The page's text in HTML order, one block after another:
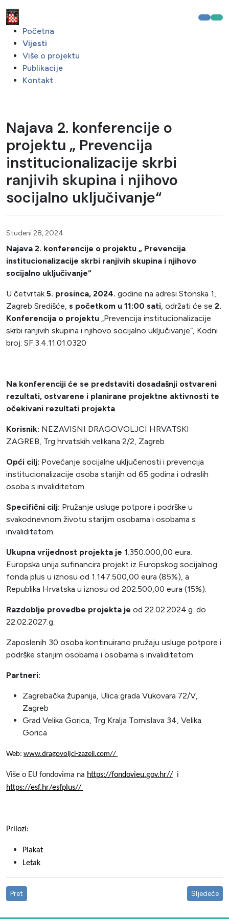
Početna
Vijesti
Više o projektu
Publikacije
Kontakt
Najava 2. konferencije o
projektu „ Prevencija
institucionalizacije skrbi
ranjivih skupina i njihovo
socijalno uključivanje“
Studeni 28, 2024
Najava 2. konferencije o projektu „ Prevencija
institucionalizacije skrbi ranjivih skupina i njihovo
socijalno uključivanje“
U četvrtak5. prosinca, 2024. godine na adresi Stonska 1,
Zagreb Središće, s početkom u 11:00 sati, održati će se 2.
Konferencija o projektu „Prevencija institucionalizacije
skrbi ranjivih skupina i njihovo socijalno uključivanje“, Kodni
broj: SF.3.4.11.01.0320
Na konferenciji će se predstaviti dosadašnji ostvareni
rezultati, ostvarene i planirane projektne aktivnosti te
očekivani rezultati projekta
Korisnik: NEZAVISNI DRAGOVOLJCI HRVATSKI
ZAGREB, Trg hrvatskih velikana 2/2, Zagreb
Opći cilj: Povećanje socijalne uključenosti i prevencija
institucionalizacije osoba starijih od 65 godina i odraslih
osoba s invaliditetom.
Specifični cilj: Pružanje usluge potpore i podrške u
svakodnevnom životu starijim osobama i osobama s
invaliditetom.
Ukupna vrijednost projekta je 1.350.000,00 eura.
Europska unija sufinancira projekt iz Europskog socijalnog
fonda plus u iznosu od 1.147.500,00 eura (85%), a
Republika Hrvatska u iznosu od 202.500,00 eura (15%).
Razdoblje provedbe projekta je od 22.02.2024.g. do
22.02.2027.g.
Zaposlenih 30 osoba kontinuirano pružaju usluge potpore i
podrške starijim osobama i osobama s invaliditetom.
Partneri:
Zagrebačka županija, Ulica grada Vukovara 72/V,
Zagreb
Grad Velika Gorica, Trg Kralja Tomislava 34, Velika
Gorica
Web: www.dragovoljci-zazeli.com//
Više o EU fondovima na https://fondovieu.gov.hr// i
https://esf.hr/esfplus//
Prilozi:
Plakat
Letak
Prethodni članak: Održana je 2. Konferencije o projektu „
Pret
Sljedeći
Sljedeće